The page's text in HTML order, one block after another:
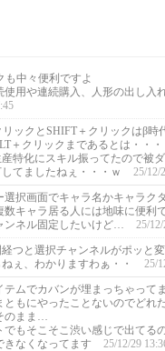
も中々便利ですよ
使用や連続購入、人形の出し入
リックとSHIFT＋クリックはβ時
＋クリックまであるとは・・・
特化にスキル振ってたので被
てましたねぇ・・・ｗ
25/12/
選択画面でキャラ名かキャラク
キャラ居る人には地味に便利
ンネル固定したいけど…
25/
つと選択チャンネルがポッと
ぇ、わかりますわぁ・・
25/
テムでカバンが埋まっちゃって
ともにやったことないのでどれ
のまま…
でもそこそこ渋い感じで出てる
きなくなってます
25/12/29